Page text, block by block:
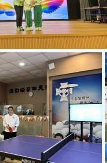
Copy of IMG 8833